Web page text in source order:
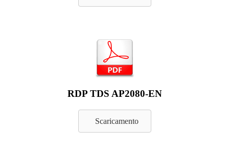
RDP TDS AP2080-EN
Scaricamento